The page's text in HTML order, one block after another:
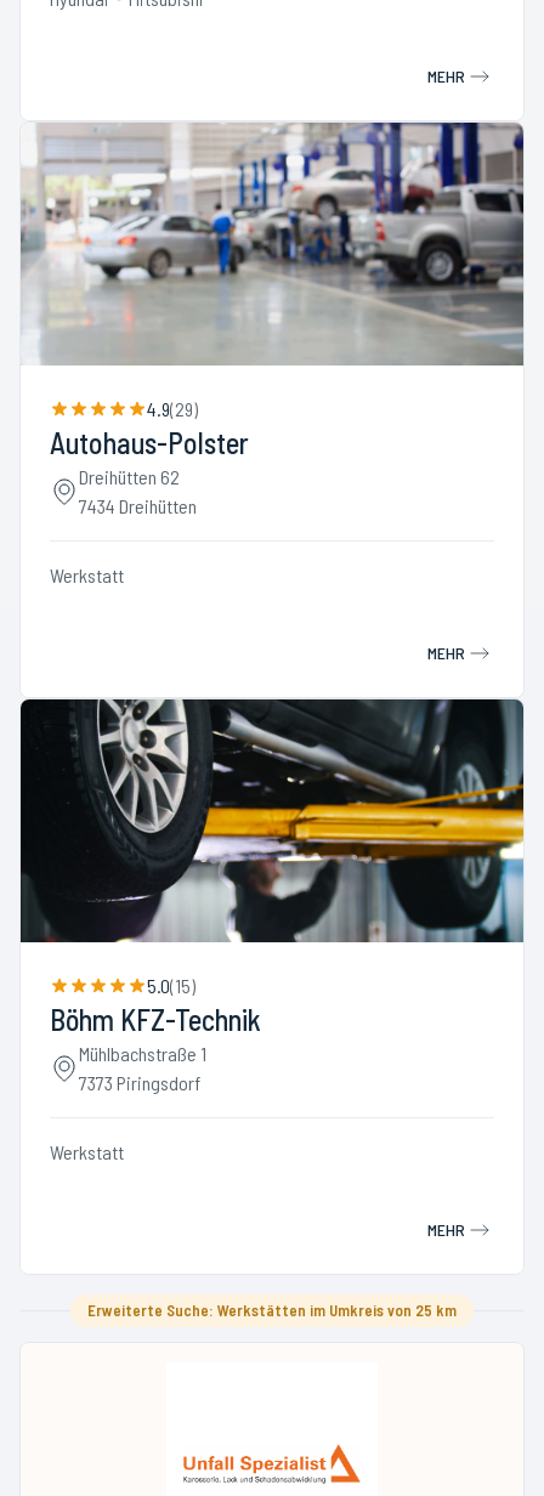
MEHR
4.9(29)
Autohaus-Polster
Dreihütten 62
7434 Dreihütten
Werkstatt
MEHR
5.0(15)
Böhm KFZ-Technik
Mühlbachstraße 1
7373 Piringsdorf
Werkstatt
MEHR
Erweiterte Suche: Werkstätten im Umkreis von 25 km